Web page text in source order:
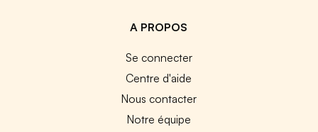
A PROPOS
Se connecter
Centre d'aide
Nous contacter
Notre équipe